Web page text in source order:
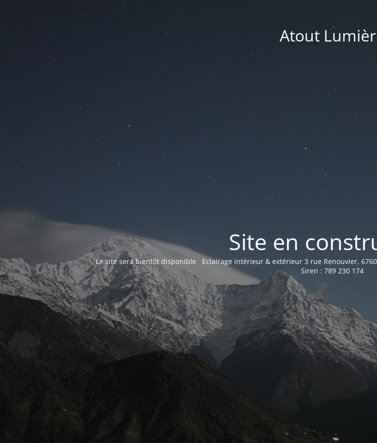
Atout
Site en
Le site sera bientôt disponible Eclairage intérieur & extérieur 3 rue Renouvier,
Siren : 789 230 174